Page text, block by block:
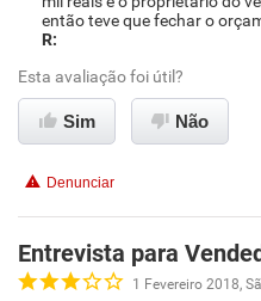
então teve que fechar o
Esta avaliação foi útil?
Sim Não
Denunciar
Entrevista para
1 Fevereiro 2018,